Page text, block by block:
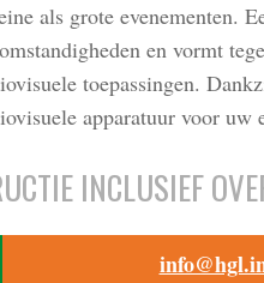
als grote evenementen.
en vormt
toepassingen.
apparatuur voor uw
INCLUSIEF